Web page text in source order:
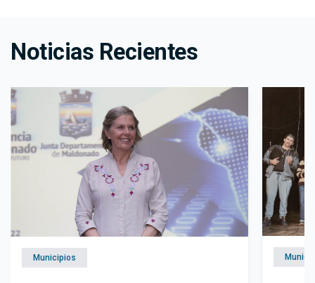
Noticias Recientes
Municipios